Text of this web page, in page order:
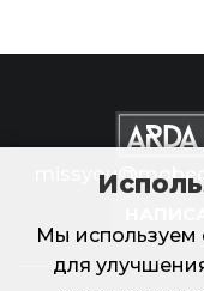
Мы используем
для